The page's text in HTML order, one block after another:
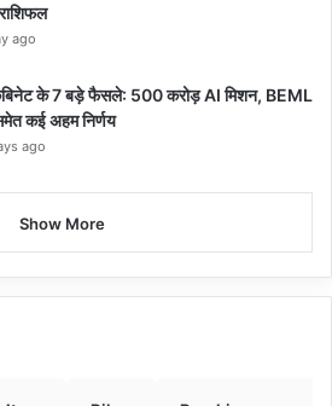
ago
के 7 बड़े फैसले: 500 करोड़ AI मिशन, BEML
कई अहम निर्णय
ago
Show More